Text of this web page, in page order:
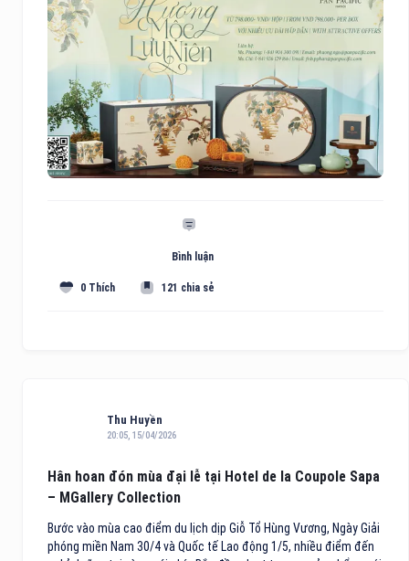
Bình luận
0 Thích 121 chia sẻ
Thu Huyền
20:05, 15/04/2026
Hân hoan đón mùa đại lễ tại Hotel de la Coupole Sapa
– MGallery Collection
Bước vào mùa cao điểm du lịch dịp Giỗ Tổ Hùng Vương, Ngày Giải
phóng miền Nam 30/4 và Quốc tế Lao động 1/5, nhiều điểm đến